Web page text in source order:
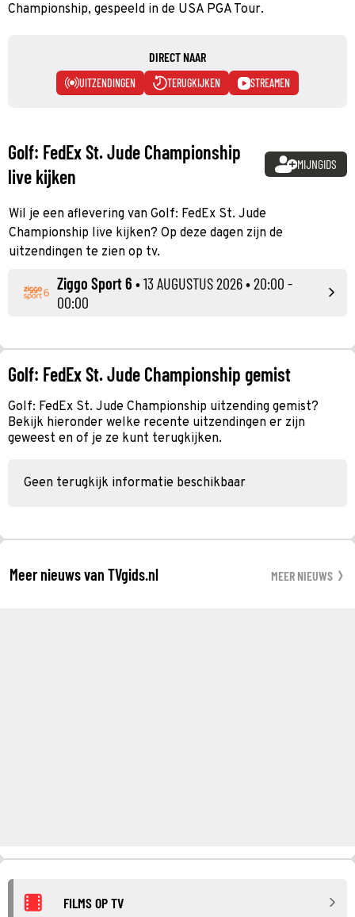
Championship, gespeeld in de USA PGA Tour.
DIRECT NAAR
UITZENDINGEN TERUGKIJKEN STREAMEN
Golf: FedEx St. Jude Championship
live kijken
MIJNGIDS
Wil je een aflevering van Golf: FedEx St. Jude
Championship live kijken? Op deze dagen zijn de
uitzendingen te zien op tv.
Ziggo Sport 6 •13 AUGUSTUS 2026• 20:00 -
00:00
Golf: FedEx St. Jude Championship gemist
Golf: FedEx St. Jude Championship uitzending gemist?
Bekijk hieronder welke recente uitzendingen er zijn
geweest en of je ze kunt terugkijken.
Geen terugkijk informatie beschikbaar
Meer nieuws van TVgids.nl MEER NIEUWS
FILMS OP TV